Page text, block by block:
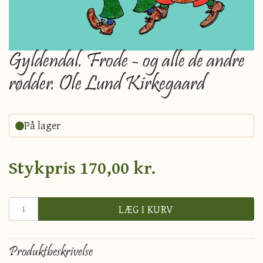
Gyldendal. Frode - og alle de andre
rødder. Ole Lund Kirkegaard
På lager
Stykpris 170,00 kr.
LÆG I KURV
Produktbeskrivelse